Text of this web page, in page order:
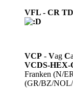
VFL - CR
VCP - Vag C
VCDS-
Franken (N/
(GR/BZ/